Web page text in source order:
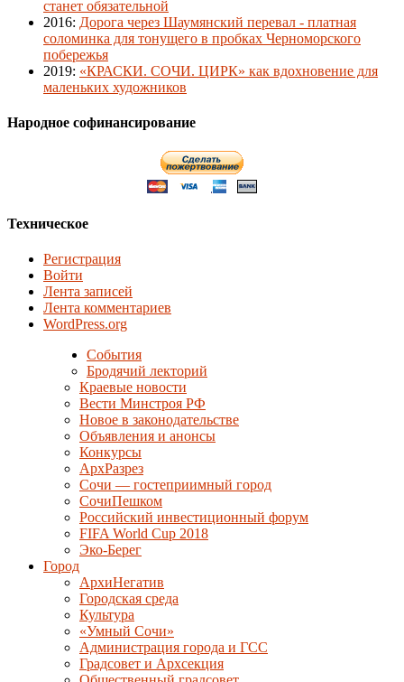
станет обязательной
2016: Дорога через Шаумянский перевал - платная
соломинка для тонущего в пробках Черноморского
побережья
2019: «КРАСКИ. СОЧИ. ЦИРК» как вдохновение для
маленьких художников
Народное софинансирование
Техническое
Регистрация
Войти
Лента записей
Лента комментариев
WordPress.org
События
Бродячий лекторий
Краевые новости
Вести Минстроя РФ
Новое в законодательстве
Объявления и анонсы
Конкурсы
АрхРазрез
Сочи — гостеприимный город
СочиПешком
Российский инвестиционный форум
FIFA World Cup 2018
Эко-Берег
Город
АрхиНегатив
Городская среда
Культура
«Умный Сочи»
Администрация города и ГСС
Градсовет и Архсекция